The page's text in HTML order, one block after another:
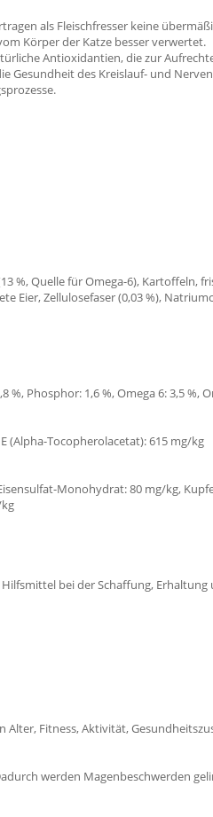
als Fleischfresser keine
Körper der Katze besser verwertet.
Antioxidantien, die zur
Gesundheit des Kreislauf- und
Quelle für Omega-6), Kartoffeln,
Eier, Zellulosefaser (0,03 %),
Phosphor: 1,6 %, Omega 6: 3,5 %,
(Alpha-Tocopherolacetat): 615 mg/kg
Monohydrat: 80 mg/kg,
Hilfsmittel bei der Schaffung,
Fitness, Aktivität,
werden Magenbeschwerden